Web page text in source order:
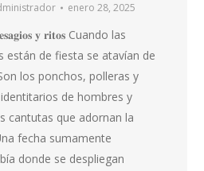
enero 28, 2025
𝐲 𝐫𝐢𝐭𝐨𝐬 Cuando las
están de fiesta se atavían de
los ponchos, polleras y
de hombres y
cantutas que adornan la
fecha sumamente
donde se despliegan